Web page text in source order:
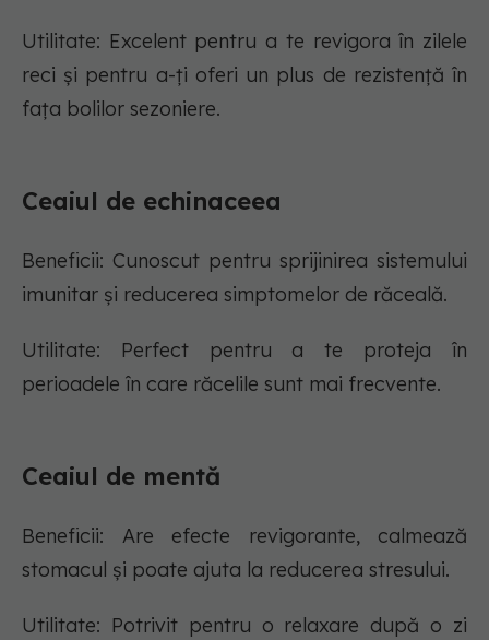
Utilitate: Excelent pentru a te revigora în zilele
reci și pentru a-ți oferi un plus de rezistență în
fața bolilor sezoniere.
Ceaiul de echinaceea
Beneficii: Cunoscut pentru sprijinirea sistemului
imunitar și reducerea simptomelor de răceală.
Utilitate: Perfect pentru a te proteja în
perioadele în care răcelile sunt mai frecvente.
Ceaiul de mentă
Beneficii: Are efecte revigorante, calmează
stomacul și poate ajuta la reducerea stresului.
Utilitate: Potrivit pentru o relaxare după o zi